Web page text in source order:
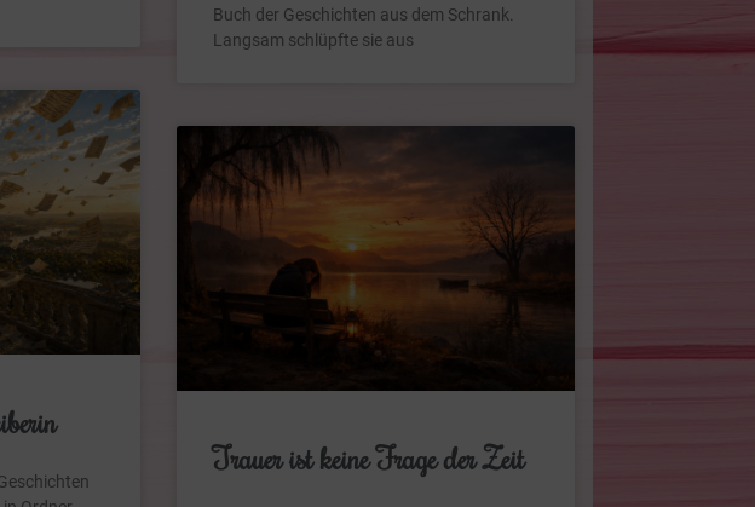
Buch der Geschichten aus dem Schrank.
Langsam schlüpfte sie aus
Trauer ist keine Frage der Zeit